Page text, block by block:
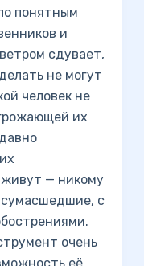
понятным
и
сдувает,
не могут
человек не
их
живут — никому
с
очень